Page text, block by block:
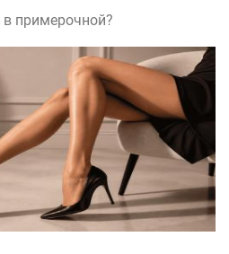
примерочной?